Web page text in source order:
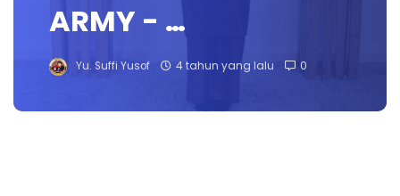
ARMY - …
Yu. Suffi Yusof 4 tahun yang lalu 0